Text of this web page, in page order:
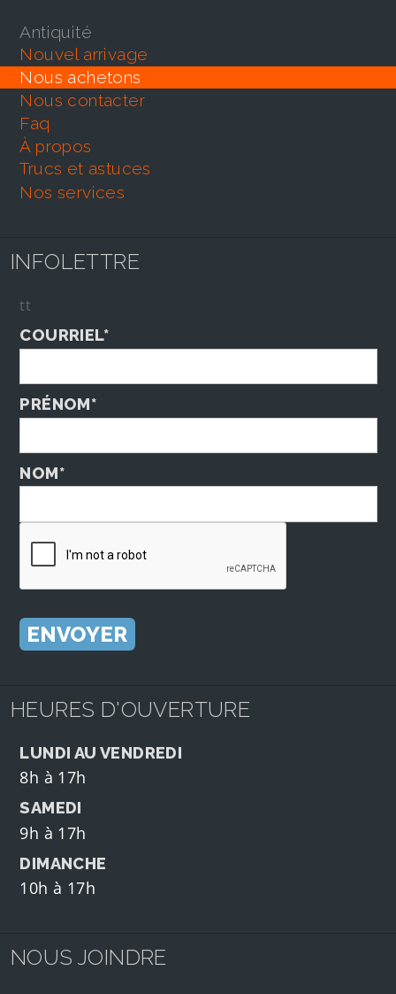
antiquité
nouvel arrivage
nous achetons
nous contacter
faq
À propos
trucs et astuces
nos services
INFOLETTRE
tt
COURRIEL*
PRÉNOM*
NOM*
HEURES D'OUVERTURE
LUNDI AU VENDREDI
8h à 17h
SAMEDI
9h à 17h
DIMANCHE
10h à 17h
NOUS JOINDRE